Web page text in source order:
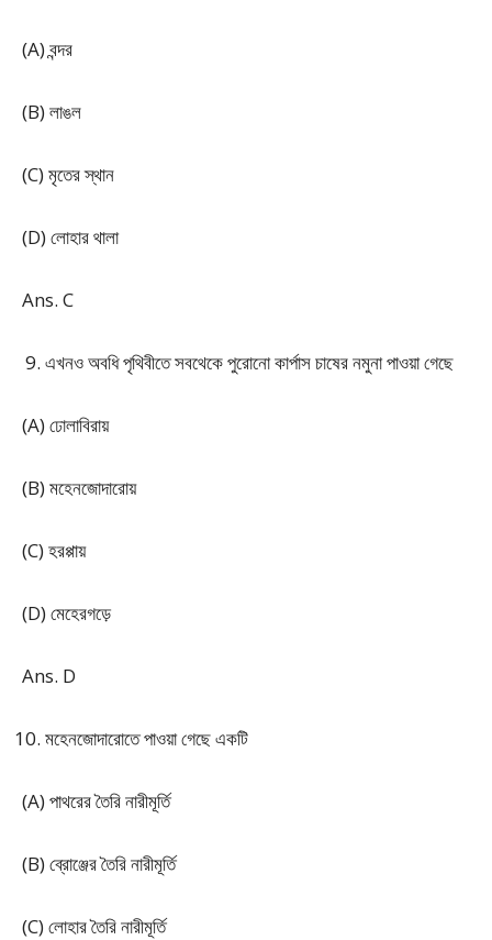
(A) বন্দর
(B) লাঙল
(C) মৃতের স্থান
(D) লোহার থালা
Ans. C
এখনও অবধি পৃথিবীতে সবথেকে পুরোনো কার্পাস চাষের নমুনা পাওয়া গেছে
(A) ঢোলাবিরায়
(B) মহেনজোদারোয়
(C) হরপ্পায়
(D) মেহেরগড়ে
Ans. D
মহেনজোদারোতে পাওয়া গেছে একটি
(A) পাথরের তৈরি নারীমূর্তি
(B) ব্রোঞ্জের তৈরি নারীমূর্তি
(C) লোহার তৈরি নারীমূর্তি